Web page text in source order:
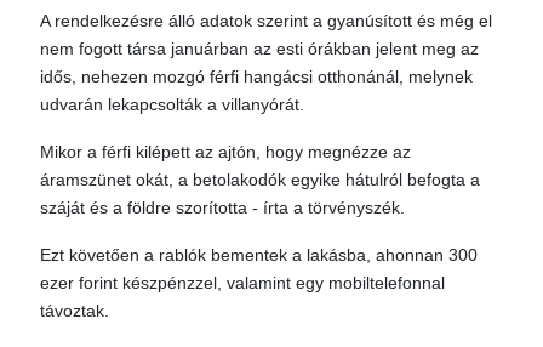
A rendelkezésre álló adatok szerint a gyanúsított és még el
nem fogott társa januárban az esti órákban jelent meg az
idős, nehezen mozgó férfi hangácsi otthonánál, melynek
udvarán lekapcsolták a villanyórát.
Mikor a férfi kilépett az ajtón, hogy megnézze az
áramszünet okát, a betolakodók egyike hátulról befogta a
száját és a földre szorította - írta a törvényszék.
Ezt követően a rablók bementek a lakásba, ahonnan 300
ezer forint készpénzzel, valamint egy mobiltelefonnal
távoztak.